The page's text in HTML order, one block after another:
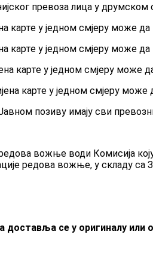
превоза лица у
карте у једном смјеру може
карте у једном смјеру може
карте у једном смјеру може
карте у једном смјеру може
позиву имају сви
вожње води Комисија
редова вожње, у складу са
се у оригиналу или